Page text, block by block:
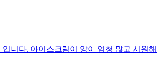
니다. 아이스크림이 양이 엄청 많고 시원